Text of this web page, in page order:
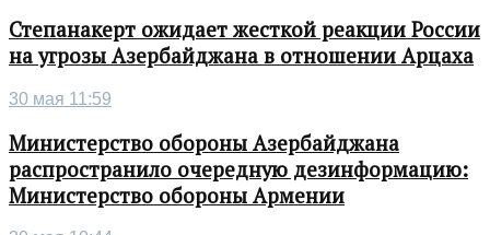
Степанакерт ожидает жесткой реакции России
на угрозы Азербайджана в отношении Арцаха
30 мая 11:59
Министерство обороны Азербайджана
распространило очередную дезинформацию:
Министерство обороны Армении